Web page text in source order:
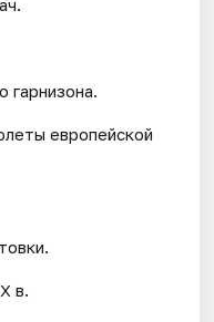
гарнизона.
европейской
в.